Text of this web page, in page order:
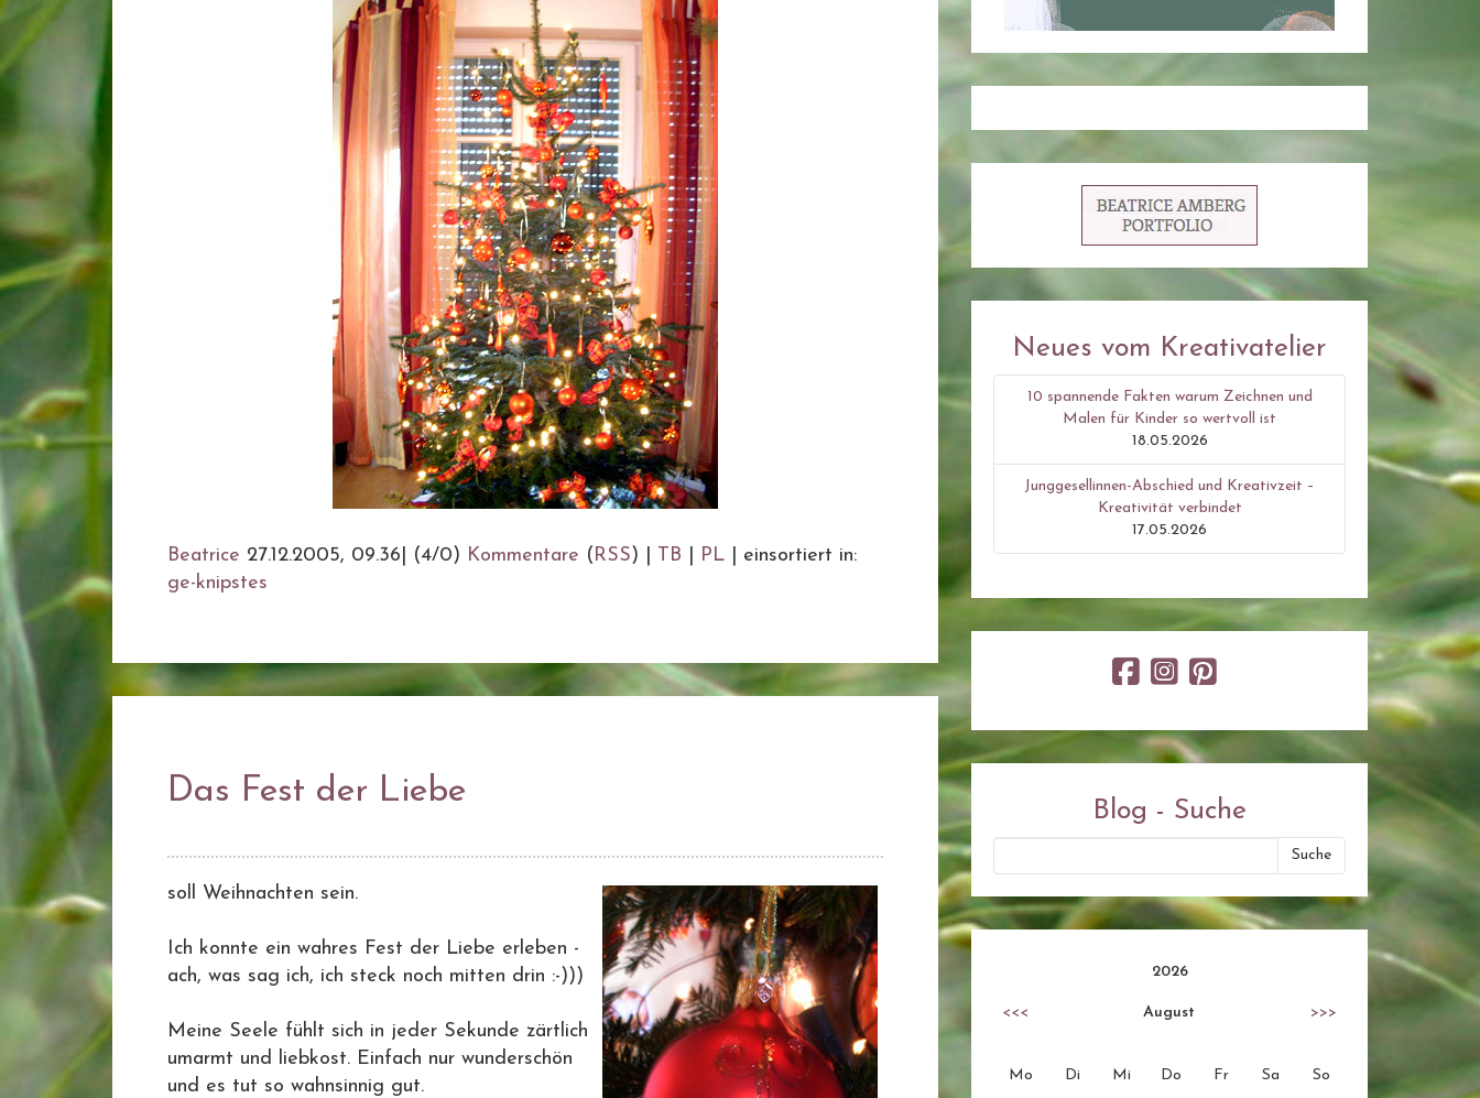
Beatrice 27.12.2005, 09.36 (4/0) Kommentare (RSS) | TB PL
einsortiert in:
ge-knipstes
Das Fest der Liebe
soll Weihnachten sein.
Ich konnte ein wahres Fest der Liebe erleben -
ach, was sag ich, ich steck noch mitten drin :-)))
Meine Seele fühlt sich in jeder Sekunde zärtlich
umarmt und liebkost. Einfach nur wunderschön
und es tut so wahnsinnig gut.
Neues vom Kreativatelier
10 spannende Fakten warum Zeichnen und
Malen für Kinder so wertvoll ist
18.05.2026
Junggesellinnen-Abschied und Kreativzeit –
Kreativität verbindet
17.05.2026
Blog - Suche
2026
<<< August >>>
Mo Di Mi Do Fr Sa So